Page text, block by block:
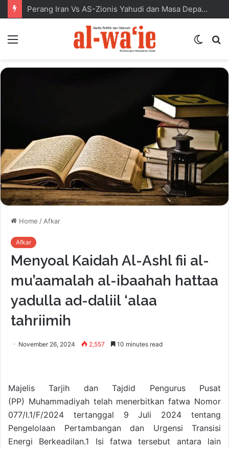
Perang Iran Vs AS-Zionis Yahudi dan Masa Depan Dunia Islam
Switch
Home / Afkar
Afkar
Menyoal Kaidah Al-Ashl fii al-
mu’aamalah al-ibaahah hattaa
yadulla ad-daliil ‘alaa
tahriimih
November 26, 2024 2,557 10 minutes read
Majelis Tarjih dan Tajdid Pengurus Pusat
(PP) Muhammadiyah telah menerbitkan fatwa Nomor
077/I.1/F/2024 tertanggal 9 Juli 2024 tentang
Pengelolaan Pertambangan dan Urgensi Transisi
Energi Berkeadilan.1 Isi fatwa tersebut antara lain